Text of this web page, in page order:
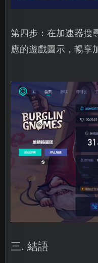
第四步：在加速器搜
應的遊戲圖示，暢享
三. 結語